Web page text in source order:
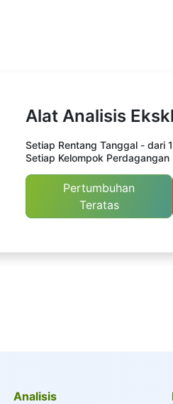
Alat Analisis
Setiap Rentang Tanggal - dari
Setiap Kelompok
Pertumbuhan
Teratas
Analisis